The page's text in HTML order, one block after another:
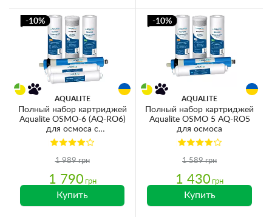
-10%
AQUALITE
Полный набор картриджей
Aqualite OSMO-6 (AQ-RO6)
для осмоса с
минерализатором
1 989 грн
1 790 грн
Купить
-10%
AQUALITE
Полный набор картриджей
Aqualite OSMO 5 AQ-RO5
для осмоса
1 589 грн
1 430 грн
Купить